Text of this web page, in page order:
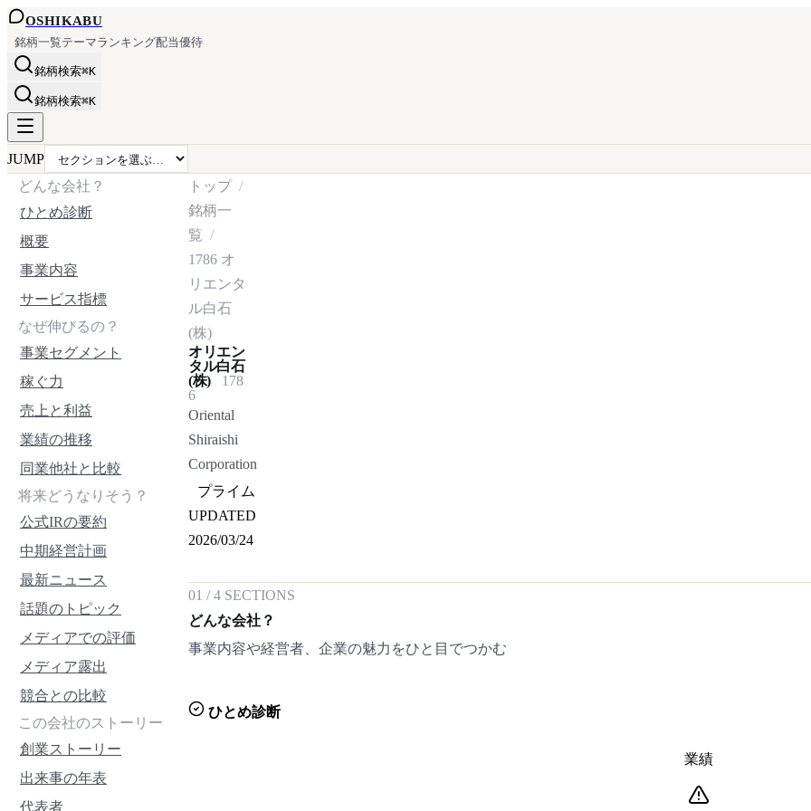
OSHIKABU
銘柄一覧テーマランキング配当優待
銘柄検索⌘K
銘柄検索⌘K
JUMP
どんな会社？
ひとめ診断
概要
事業内容
サービス指標
なぜ伸びるの？
事業セグメント
稼ぐ力
売上と利益
業績の推移
同業他社と比較
将来どうなりそう？
公式IRの要約
中期経営計画
最新ニュース
話題のトピック
メディアでの評価
メディア露出
競合との比較
この会社のストーリー
創業ストーリー
出来事の年表
代表者
トップ
銘柄一
覧
1786 オ
リエンタ
ル白石
(株)
オリエン
タル白石
(株)
178
6
Oriental
Shiraishi
Corporation
プライム
UPDATED
2026/03/24
01 /4 SECTIONS
どんな会社？
事業内容や経営者、企業の魅力をひと目でつかむ
ひとめ診断
業績